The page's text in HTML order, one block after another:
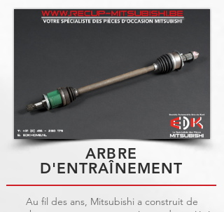
ARBRE
D'ENTRAÎNEMENT
Au fil des ans, Mitsubishi a construit de